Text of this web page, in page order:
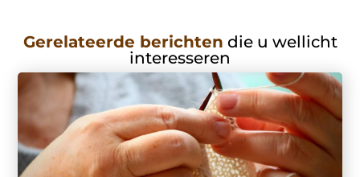
Gerelateerde berichten die u wellicht
interesseren